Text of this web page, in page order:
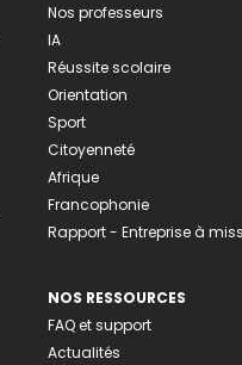
Nos professeurs
IA
Réussite scolaire
Orientation
Sport
Citoyenneté
Afrique
Francophonie
Rapport - Entreprise à
NOS RESSOURCES
FAQ et support
Actualités